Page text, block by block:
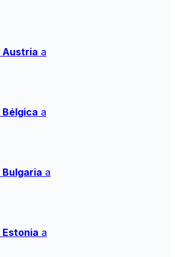
Austria a
Bélgica a
Bulgaria a
Estonia a